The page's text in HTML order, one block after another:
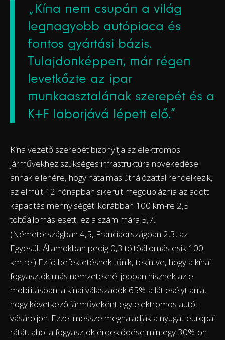
„Kína nem csupán a világ
legnagyobb autópiaca és
fontos gyártási bázis.
Tulajdonképpen, már régen
levetkőzte az ipar
munkaasztalának szerepét és a
K+F laborjává lépett elő.”
Kína vezető szerepét bizonyítja az elektromos
járművekhez szükséges infrastruktúra növekedése:
annak ellenére, hogy hatalmas úthálózattal rendelkezik,
az elmúlt 12 hónapban sikerült megdupláznia az adott
kapacitás mennyiségét: korábban 100 km-re 2,5
töltőállomás esett, ez a szám mára 5,7.
(Németországban 4,5, Franciaországban 2,3, az
Egyesült Államokban pedig 0,3 töltőállomás esik 100
km-re.) Ez jó befektetésnek tűnik, tekintve, hogy a kínai
fogyasztók más nemzeteknél jobban hisznek az e-
mobilitásban: a kínai válaszadók 65%-a lát esélyt arra,
hogy következő járműveként egy elektromos autót
vásároljon. Ezzel messze meghaladják a nyugat-európai
rátát, ahol a fogyasztók érdeklődése mintegy 30%-on